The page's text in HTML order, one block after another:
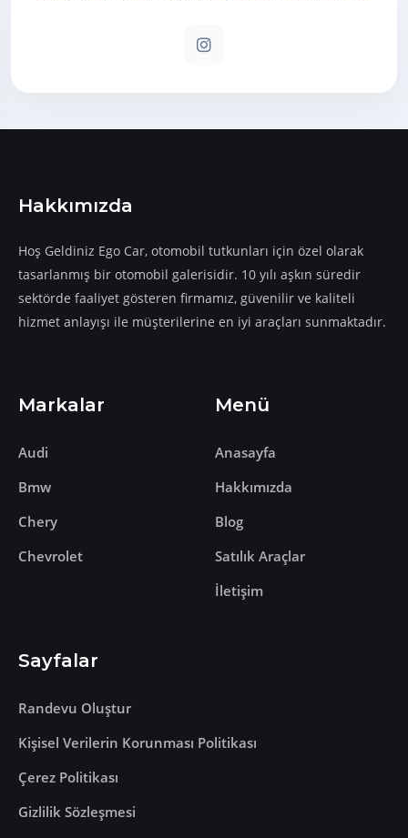
Hakkımızda
​​​​​​​Hoş Geldiniz Ego Car, otomobil tutkunları için özel olarak
tasarlanmış bir otomobil galerisidir. 10 yılı aşkın süredir
sektörde faaliyet gösteren firmamız, güvenilir ve kaliteli
hizmet anlayışı ile müşterilerine en iyi araçları sunmaktadır.
Markalar
Audi
Bmw
Chery
Chevrolet
Menü
Anasayfa
Hakkımızda
Blog
Satılık Araçlar
İletişim
Sayfalar
Randevu Oluştur
Kişisel Verilerin Korunması Politikası
Çerez Politikası
Gizlilik Sözleşmesi